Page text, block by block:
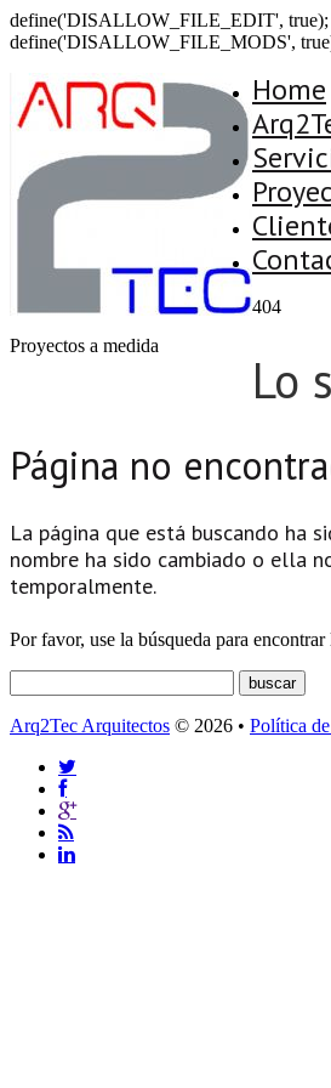
define('DISALLOW_FILE_EDIT', true);
define('DISALLOW_FILE_MODS',
Proyectos a medida
Home
404
Lo
Página no
La página que está buscando ha
nombre ha sido cambiado o ella
temporalmente.
Por favor, use la búsqueda para
Arq2Tec Arquitectos © 2026 • Política